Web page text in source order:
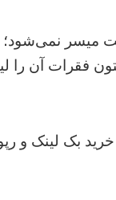
میسر نمی‌شود؛
فقرات آن را
بک لینک و